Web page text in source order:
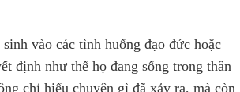
vào các tình huống đạo đức hoặc
định như thể họ đang sống trong thân
chỉ hiểu chuyện gì đã xảy ra, mà còn